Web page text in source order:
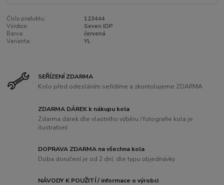
Číslo produktu:
123444
Výrobce:
Seven IDP
Barva:
červená
Varianta:
YL
SEŘÍZENÍ ZDARMA
Kolo před odesláním seřídíme a zkontolujeme ZDARMA
ZDARMA DÁREK k nákupu kola
Zdarma dárek dle vlastního výběru / fotografie kola je
ilustrativní
DOPRAVA ZDARMA na všechna kola
Doba doručení je od 2 dní, dle typu objednávky
NÁVODY K POUŽITÍ / informace o výrobci